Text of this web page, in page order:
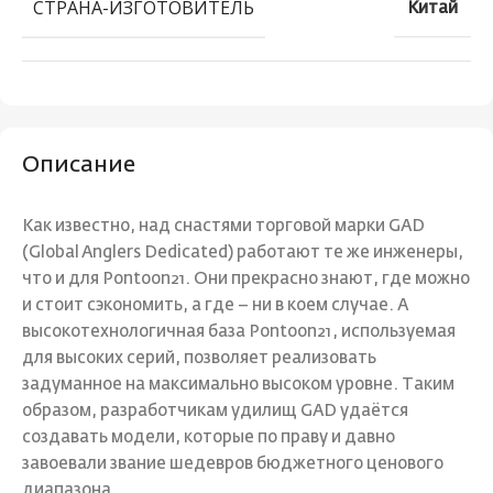
Описание
Как известно, над снастями торговой марки GAD
(Global Anglers Dedicated) работают те же инженеры,
что и для Pontoon21. Они прекрасно знают, где можно
и стоит сэкономить, а где – ни в коем случае. А
высокотехнологичная база Pontoon21, используемая
для высоких серий, позволяет реализовать
задуманное на максимально высоком уровне. Таким
образом, разработчикам удилищ GAD удаётся
создавать модели, которые по праву и давно
завоевали звание шедевров бюджетного ценового
СТРАНА-ИЗГОТОВИТЕЛЬ Китай